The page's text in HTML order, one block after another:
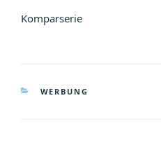
Komparserie
KATEGORIEN
WERBUNG